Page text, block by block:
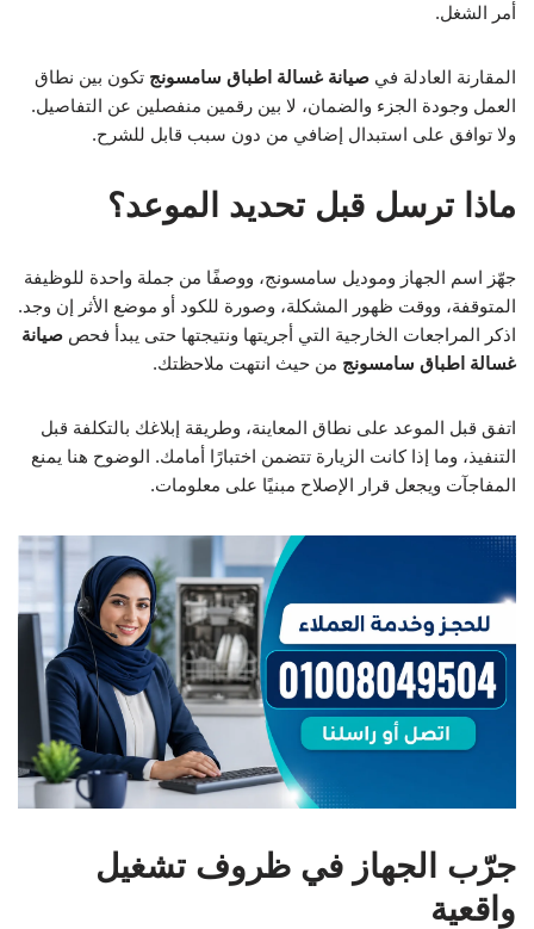
أمر الشغل.
المقارنة العادلة في صيانة غسالة اطباق سامسونج تكون بين نطاق
العمل وجودة الجزء والضمان، لا بين رقمين منفصلين عن التفاصيل.
ولا توافق على استبدال إضافي من دون سبب قابل للشرح.
ماذا ترسل قبل تحديد الموعد؟
جهّز اسم الجهاز وموديل سامسونج، ووصفًا من جملة واحدة للوظيفة
المتوقفة، ووقت ظهور المشكلة، وصورة للكود أو موضع الأثر إن وجد.
اذكر المراجعات الخارجية التي أجريتها ونتيجتها حتى يبدأ فحص صيانة
غسالة اطباق سامسونج من حيث انتهت ملاحظتك.
اتفق قبل الموعد على نطاق المعاينة، وطريقة إبلاغك بالتكلفة قبل
التنفيذ، وما إذا كانت الزيارة تتضمن اختبارًا أمامك. الوضوح هنا يمنع
المفاجآت ويجعل قرار الإصلاح مبنيًا على معلومات.
جرّب الجهاز في ظروف تشغيل
واقعية